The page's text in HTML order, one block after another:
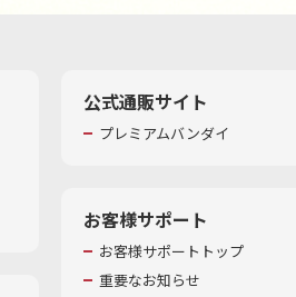
公式通販サイト
プレミアムバンダイ
お客様サポート
お客様サポートトップ
重要なお知らせ